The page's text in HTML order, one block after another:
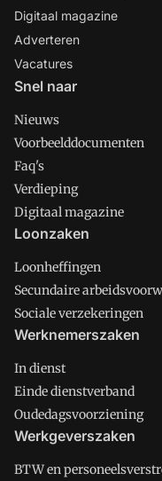
Digitaal magazine
Adverteren
Vacatures
Snel naar
Nieuws
Voorbeelddocumenten
Faq's
Verdieping
Digitaal magazine
Loonzaken
Loonheffingen
Secundaire
Sociale verzekeringen
Werknemerszaken
In dienst
Einde dienstverband
Oudedagsvoorziening
Werkgeverszaken
BTW en